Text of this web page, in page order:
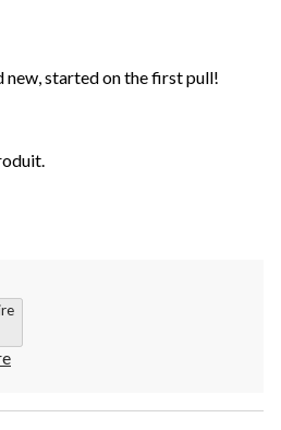
new, started on the first pull!